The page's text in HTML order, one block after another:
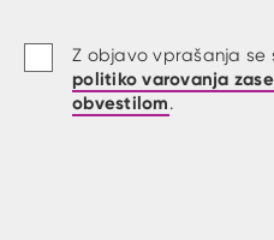
Z objavo vprašanja se
politiko varovanja
obvestilom.